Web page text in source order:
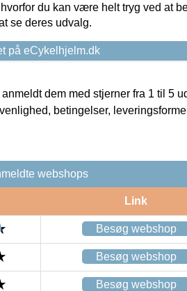
du kan være helt tryg ved at
se deres udvalg.
på eCykelhjelm.dk
dem med stjerner fra 1 til 5
betingelser,
webshops
Link
Besøg webshop
Besøg webshop
Besøg webshop